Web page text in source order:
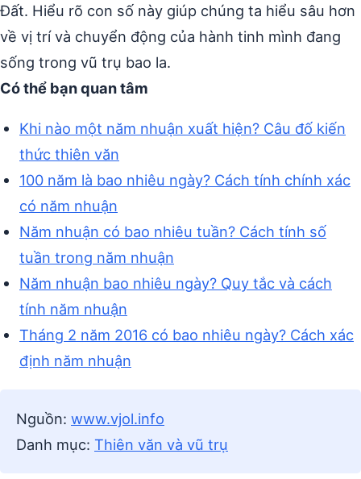
Đất. Hiểu rõ con số này giúp chúng ta hiểu sâu hơn
về vị trí và chuyển động của hành tinh mình đang
sống trong vũ trụ bao la.
Có thể bạn quan tâm
Khi nào một năm nhuận xuất hiện? Câu đố kiến
thức thiên văn
100 năm là bao nhiêu ngày? Cách tính chính xác
có năm nhuận
Năm nhuận có bao nhiêu tuần? Cách tính số
tuần trong năm nhuận
Năm nhuận bao nhiêu ngày? Quy tắc và cách
tính năm nhuận
Tháng 2 năm 2016 có bao nhiêu ngày? Cách xác
định năm nhuận
Nguồn: www.vjol.info
Danh mục: Thiên văn và vũ trụ